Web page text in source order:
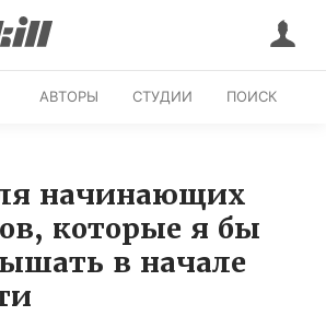
АВТОРЫ СТУДИИ ПОИСК
начинающих
которые я бы
в начале